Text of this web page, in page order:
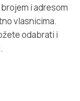
i adresom
vlasnicima.
odabrati i